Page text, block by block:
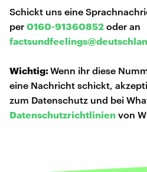
Schickt uns eine
per 0160-91360852 oder an
Wichtig:Wenn ihr diese
eine Nachricht schickt,
zum Datenschutz und bei
Datenschutzrichtlinien von